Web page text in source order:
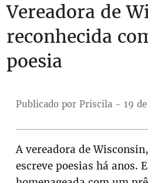
REGISTRO
POETAS
BLOG
Vereadora de
reconhecida
poesia
Publicado por Priscila - 19 de
A vereadora de
escreve poesias há anos.